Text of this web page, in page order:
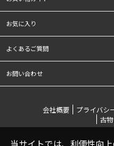
お気に入り
よくあるご質問
お問い合わせ
会社概要 プライバシ
古